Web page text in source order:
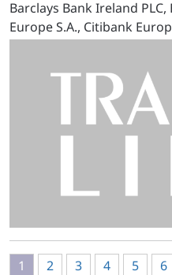
Barclays Bank Ireland
Europe S.A., Citibank
1 2 3 4 5 6